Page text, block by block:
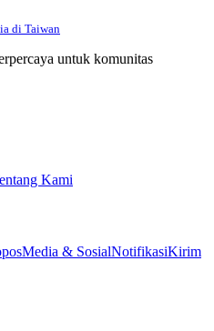
di Taiwan
untuk komunitas
Kami
Media & SosialNotifikasiKirim